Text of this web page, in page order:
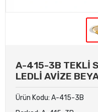
A-415-3B TEKLİ
LEDLİ AVİZE
Ürün Kodu: A-415-3B